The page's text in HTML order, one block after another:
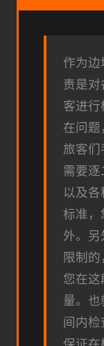
作为边
责是对
客进行
在问题
旅客们
需要逐
以及
标准，
外。另
限制
您在这
量。也
间内检